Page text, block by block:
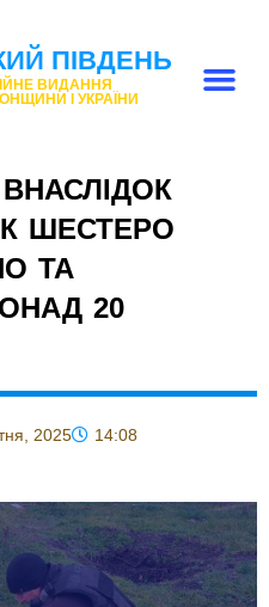
ПІВДЕНЬ
ВИДАННЯ
І УКРАЇНИ
ШЕСТЕРО
ТА
20
2025
14:08